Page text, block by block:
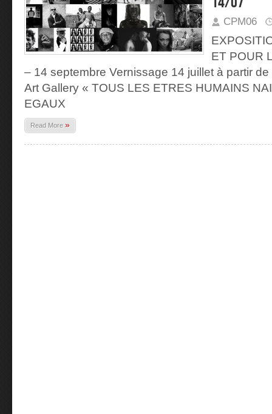
CPM06
ET POUR
– 14 septembre Vernissage 14 juillet à partir
Art Gallery « TOUS LES ETRES HUMAINS
EGAUX
Read More »